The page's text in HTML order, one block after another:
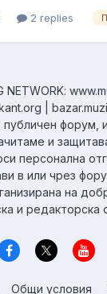
2 replies
NETWORK:
|
публичен форум,
и
персонална
в или чрез
на
и редакторска
Общи условия